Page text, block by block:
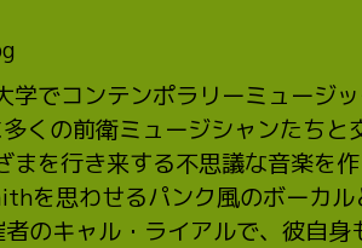
学でコンテンポラリーミュージ
くの前衛ミュージシャンたち
まを行き来する不思議な音楽を
を思わせるパンク風のボーカ
のキャル・ライアルで、彼自身